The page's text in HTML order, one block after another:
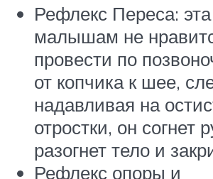
Рефлекс Переса:
малышам не
провести по
от копчика к шее,
надавливая на
отростки, он согнет
разогнет тело и
Рефлекс опоры и